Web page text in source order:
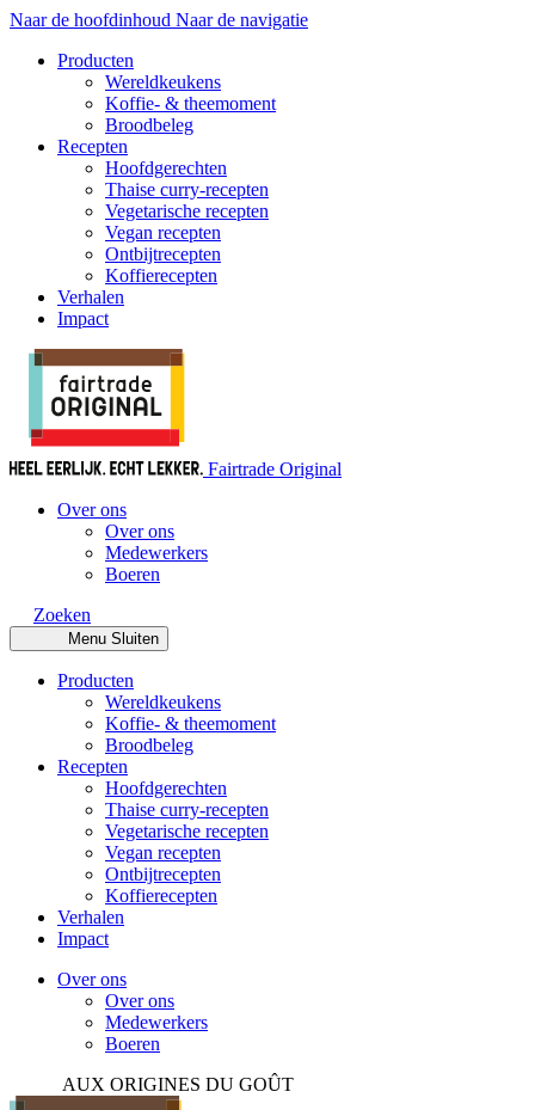
Naar de hoofdinhoud Naar de navigatie
Producten
Wereldkeukens
Koffie- & theemoment
Broodbeleg
Recepten
Hoofdgerechten
Thaise curry-recepten
Vegetarische recepten
Vegan recepten
Ontbijtrecepten
Koffierecepten
Verhalen
Impact
Fairtrade Original
Over ons
Over ons
Medewerkers
Boeren
Zoeken
Menu Sluiten
Producten
Wereldkeukens
Koffie- & theemoment
Broodbeleg
Recepten
Hoofdgerechten
Thaise curry-recepten
Vegetarische recepten
Vegan recepten
Ontbijtrecepten
Koffierecepten
Verhalen
Impact
Over ons
Over ons
Medewerkers
Boeren
AUX ORIGINES DU GOÛT